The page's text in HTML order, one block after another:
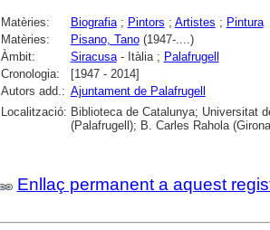
Matèries: Biografia; Pintors ; Artistes ; Pintura
Matèries:
Pisano, Tano(1947-....)
Àmbit:
Siracusa- Itàlia ; Palafrugell
Cronologia:
[1947 - 2014]
Autors add.: Ajuntament de Palafrugell
Localització: Biblioteca de Catalunya; Universitat
(Palafrugell); B. Carles Rahola
Enllaç permanent a aquest